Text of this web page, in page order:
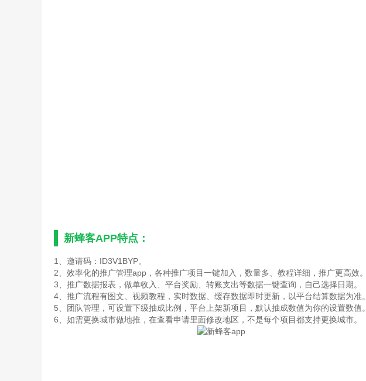
新蜂客APP特点：
1、邀请码：ID3V1BYP。
2、效率化的推广管理app，各种推广项目一键加入，数量多、教程详细，推广更高效。
3、推广数据报表，做单收入、平台奖励、转账支出等数据一键查询，自己选择日期。
4、推广流程有图文、视频教程，实时数据、缓存数据即时更新，以平台结算数据为准。
5、团队管理，可设置下级抽成比例，平台上架新项目，默认抽成数值为你的设置数值。
6、如需更换城市做地推，在查看申请里面修改地区，不是每个项目都支持更换城市。